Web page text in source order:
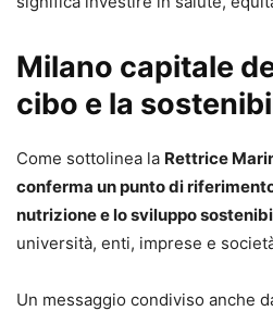
Milano capitale
cibo e la
Come sottolinea la Rettrice
conferma un punto di
nutrizione e lo sviluppo
università, enti, imprese e
Un messaggio condiviso anche